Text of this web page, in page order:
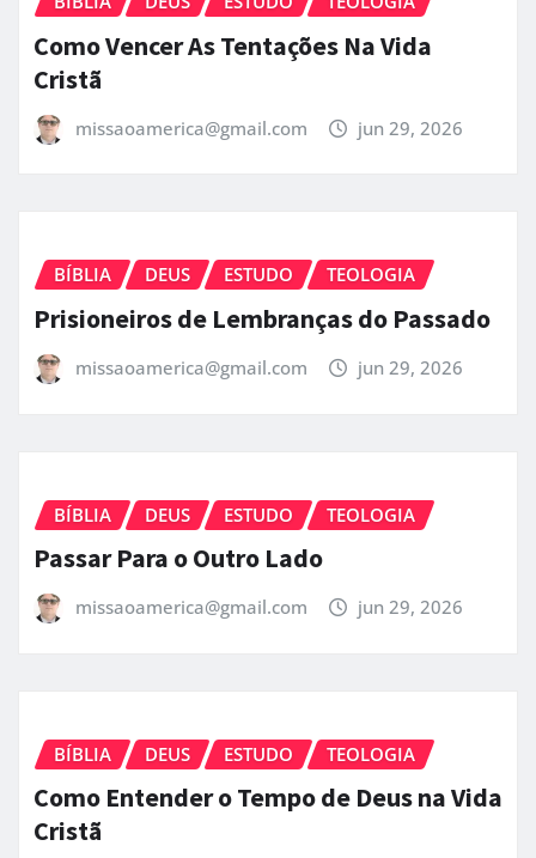
Como Vencer As Tentações Na Vida
Cristã
missaoamerica@gmail.com jun 29, 2026
BÍBLIA DEUS ESTUDO TEOLOGIA
Prisioneiros de Lembranças do Passado
missaoamerica@gmail.com jun 29, 2026
BÍBLIA DEUS ESTUDO TEOLOGIA
Passar Para o Outro Lado
missaoamerica@gmail.com jun 29, 2026
BÍBLIA DEUS ESTUDO TEOLOGIA
Como Entender o Tempo de Deus na Vida
Cristã